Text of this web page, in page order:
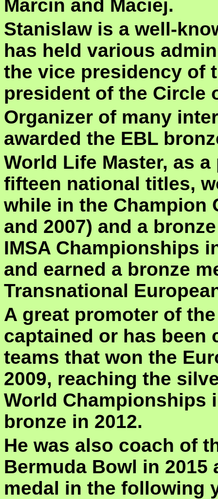
Marcin and Maciej.
Stanislaw is a well-
has held various
the vice presidency of
president of the Circle
Organizer of many
awarded the EBL
World Life Master, as
fifteen national titles,
while in the Champion
and 2007) and a
IMSA Championships
and earned a bronze
Transnational
A great promoter of
captained or has been
teams that won the
2009, reaching the
World Championships
bronze in 2012.
He was also coach of
Bermuda Bowl in
medal in the following